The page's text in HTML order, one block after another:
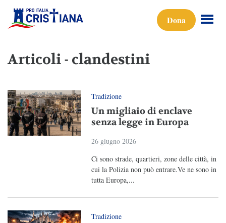
Dona
Articoli - clandestini
Tradizione
Un migliaio di enclave
senza legge in Europa
26 giugno 2026
Ci sono strade, quartieri, zone delle città, in
cui la Polizia non può entrare.Ve ne sono in
tutta Europa,...
Tradizione